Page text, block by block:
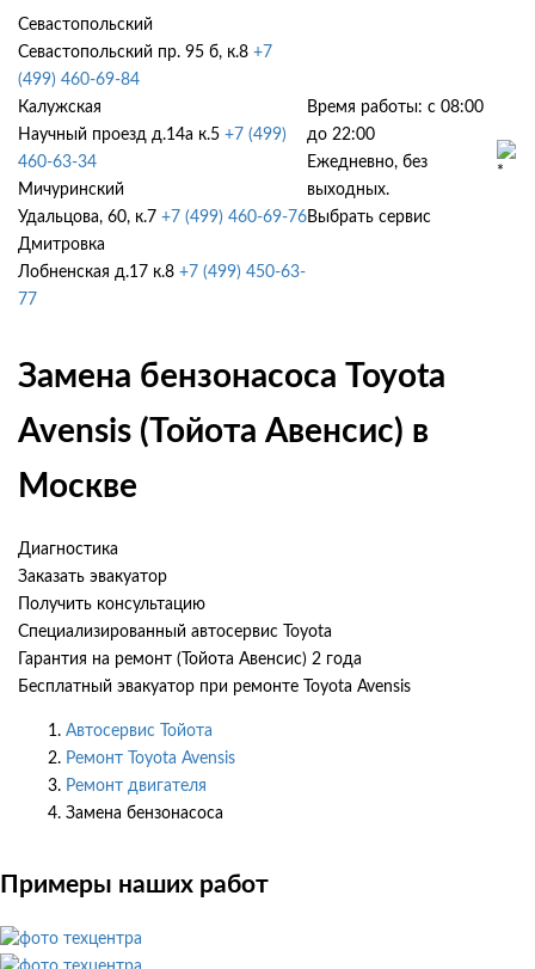
Севастопольский
Севастопольский пр. 95 б, к.8 +7
(499) 460-69-84
Калужская
Научный проезд д.14а к.5 +7 (499)
460-63-34
Мичуринский
Удальцова, 60, к.7 +7 (499) 460-69-76
Дмитровка
Лобненская д.17 к.8 +7 (499) 450-63-
77
Время работы: с 08:00
до 22:00
Ежедневно, без
выходных.
Выбрать сервис
Замена бензонасоса Toyota
Avensis (Тойота Авенсис) в
Москве
Диагностика
Заказать эвакуатор
Получить консультацию
Специализированный автосервис Toyota
Гарантия на ремонт (Тойота Авенсис) 2 года
Бесплатный эвакуатор при ремонте Toyota Avensis
Автосервис Тойота
Ремонт Toyota Avensis
Ремонт двигателя
Замена бензонасоса
Примеры наших работ